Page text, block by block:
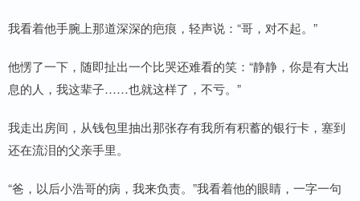
我看着他手腕上那道深深的疤痕，轻声说：“哥，对不起。”
他愣了一下，随即扯出一个比哭还难看的笑：“静静，你是有大出
息的人，我这辈子……也就这样了，不亏。”
我走出房间，从钱包里抽出那张存有我所有积蓄的银行卡，塞到
还在流泪的父亲手里。
“爸，以后小浩哥的病，我来负责。”我看着他的眼睛，一字一句